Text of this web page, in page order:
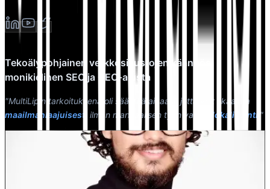
Tekoälypohjainen verkkosivustojen käännös,
monikielinen SEO ja GEO-alusta
"MultiLipin tarkoituksena oli säästää aikaasi, jotta voit skaalata
maailmanlaajuisesti
ilman manuaalisen työn vaivaa lokalisointi ."